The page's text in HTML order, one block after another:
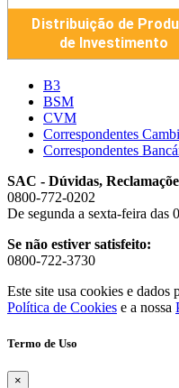
B3
BSM
CVM
Correspondentes
Correspondentes
SAC - Dúvidas,
0800-772-0202
De segunda a sexta-feira das
Se não estiver satisfeito:
0800-722-3730
Este site usa cookies e dados
Política de Cookies e a nossa
Termo de Uso
×